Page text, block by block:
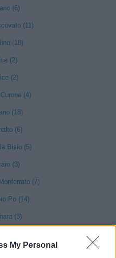
My Personal
(6)
(11)
(18)
(2)
(2)
(4)
(18)
(6)
Bisio (5)
(3)
(7)
Po (14)
(3)
(19)